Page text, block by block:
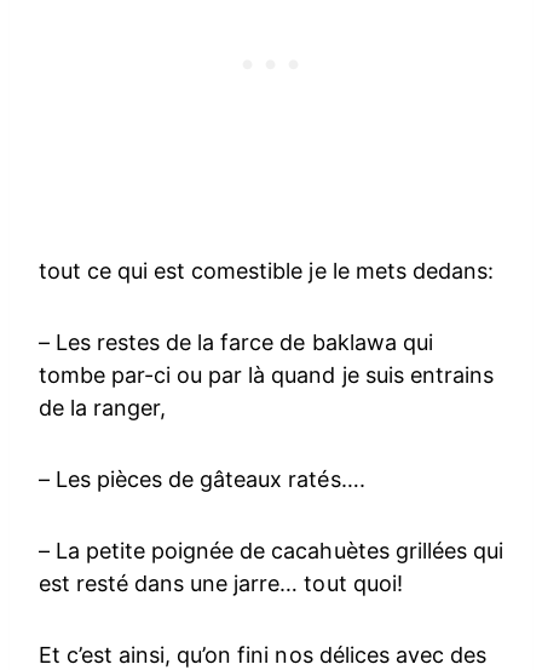
tout ce qui est comestible je le mets dedans:
– Les restes de la farce de baklawa qui
tombe par-ci ou par là quand je suis entrains
de la ranger,
– Les pièces de gâteaux ratés….
– La petite poignée de cacahuètes grillées qui
est resté dans une jarre… tout quoi!
Et c’est ainsi, qu’on fini nos délices avec des